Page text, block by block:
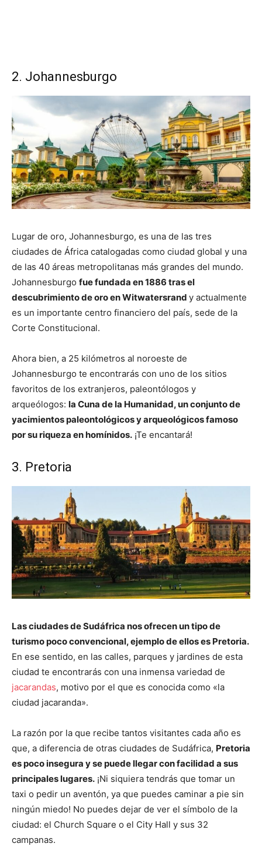
2. Johannesburgo
Lugar de oro, Johannesburgo, es una de las tres
ciudades de África catalogadas como ciudad global y una
de las 40 áreas metropolitanas más grandes del mundo.
Johannesburgo fue fundada en 1886 tras el
descubrimiento de oro en Witwatersrand y actualmente
es un importante centro financiero del país, sede de la
Corte Constitucional.
Ahora bien, a 25 kilómetros al noroeste de
Johannesburgo te encontrarás con uno de los sitios
favoritos de los extranjeros, paleontólogos y
arqueólogos: la Cuna de la Humanidad, un conjunto de
yacimientos paleontológicos y arqueológicos famoso
por su riqueza en homínidos. ¡Te encantará!
3. Pretoria
Las ciudades de Sudáfrica nos ofrecen un tipo de
turismo poco convencional, ejemplo de ellos es Pretoria.
En ese sentido, en las calles, parques y jardines de esta
ciudad te encontrarás con una inmensa variedad de
jacarandas, motivo por el que es conocida como «la
ciudad jacaranda».
La razón por la que recibe tantos visitantes cada año es
que, a diferencia de otras ciudades de Sudáfrica, Pretoria
es poco insegura y se puede llegar con facilidad a sus
principales lugares. ¡Ni siquiera tendrás que tomar un
taxi o pedir un aventón, ya que puedes caminar a pie sin
ningún miedo! No puedes dejar de ver el símbolo de la
ciudad: el Church Square o el City Hall y sus 32
campanas.